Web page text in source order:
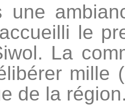
une
le
La
mille
de la